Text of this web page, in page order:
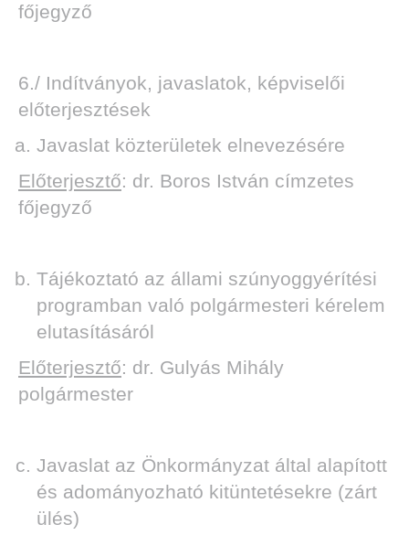
főjegyző
6./ Indítványok, javaslatok, képviselői
előterjesztések
Javaslat közterületek elnevezésére
Előterjesztő: dr. Boros István címzetes
főjegyző
Tájékoztató az állami szúnyoggyérítési
programban való polgármesteri kérelem
elutasításáról
Előterjesztő: dr. Gulyás Mihály
polgármester
Javaslat az Önkormányzat által alapított
és adományozható kitüntetésekre (zárt
ülés)